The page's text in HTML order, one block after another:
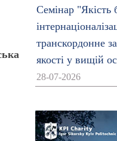
Семінар "Якість
транскордонне
якості у вищій
28-07-2026